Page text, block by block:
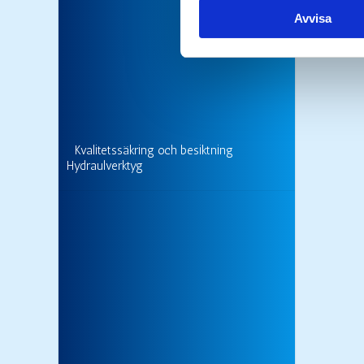
Avvisa
Kvalitetssäkring och besiktning
Hydraulverktyg